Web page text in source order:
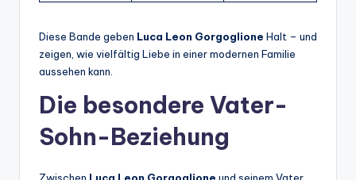
Diese Bande geben Luca Leon Gorgoglione Halt – und
zeigen, wie vielfältig Liebe in einer modernen Familie
aussehen kann.
Die besondere Vater-
Sohn-Beziehung